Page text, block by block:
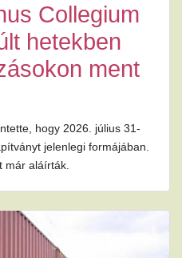
Collegium
hetekben
ment
hogy 2026. július 31-
jelenlegi formájában.
már aláírták.